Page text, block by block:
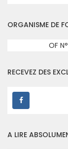
ORGANISME DE
OF
RECEVEZ DES
A LIRE